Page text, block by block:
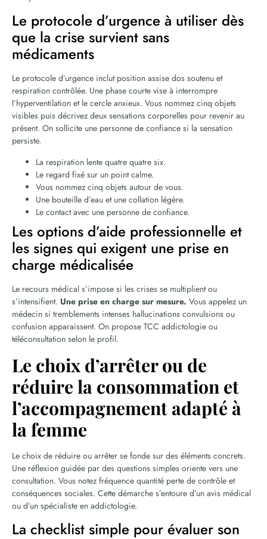
Le protocole d’urgence à utiliser dès
que la crise survient sans
médicaments
Le protocole d’urgence inclut position assise dos soutenu et
respiration contrôlée. Une phase courte vise à interrompre
l’hyperventilation et le cercle anxieux. Vous nommez cinq objets
visibles puis décrivez deux sensations corporelles pour revenir au
présent. On sollicite une personne de confiance si la sensation
persiste.
La respiration lente quatre quatre six.
Le regard fixé sur un point calme.
Vous nommez cinq objets autour de vous.
Une bouteille d’eau et une collation légère.
Le contact avec une personne de confiance.
Les options d’aide professionnelle et
les signes qui exigent une prise en
charge médicalisée
Le recours médical s’impose si les crises se multiplient ou
s’intensifient. Une prise en charge sur mesure. Vous appelez un
médecin si tremblements intenses hallucinations convulsions ou
confusion apparaissent. On propose TCC addictologie ou
téléconsultation selon le profil.
Le choix d’arrêter ou de
réduire la consommation et
l’accompagnement adapté à
la femme
Le choix de réduire ou arrêter se fonde sur des éléments concrets.
Une réflexion guidée par des questions simples oriente vers une
consultation. Vous notez fréquence quantité perte de contrôle et
conséquences sociales. Cette démarche s’entoure d’un avis médical
ou d’un spécialiste en addictologie.
La checklist simple pour évaluer son